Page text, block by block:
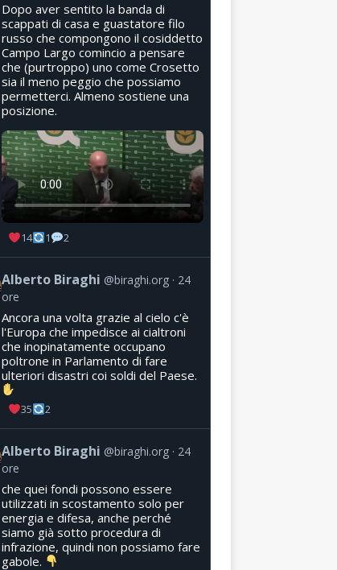
Dopo aver sentito la banda di
scappati di casa e guastatore filo
russo che compongono il cosiddetto
Campo Largo comincio a pensare
che (purtroppo) uno come Crosetto
sia il meno peggio che possiamo
permetterci. Almeno sostiene una
posizione.
14 1 2
Alberto Biraghi @biraghi.org
24
ore
Ancora una volta grazie al cielo c'è
l'Europa che impedisce ai cialtroni
che inopinatamente occupano
poltrone in Parlamento di fare
ulteriori disastri coi soldi del Paese.
35 2
Alberto Biraghi @biraghi.org
24
ore
che quei fondi possono essere
utilizzati in scostamento solo per
energia e difesa, anche perché
siamo già sotto procedura di
infrazione, quindi non possiamo fare
gabole.